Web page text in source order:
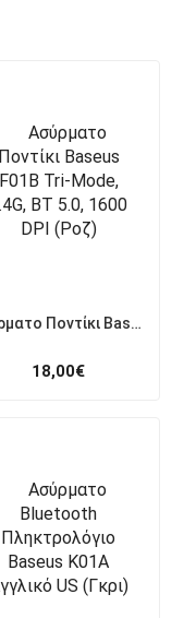
Ασύρματο Ποντίκι Baseus F01B Tri-Mode, 2.4G, BT 5.0, 1600 DPI (Ροζ)
18,00€